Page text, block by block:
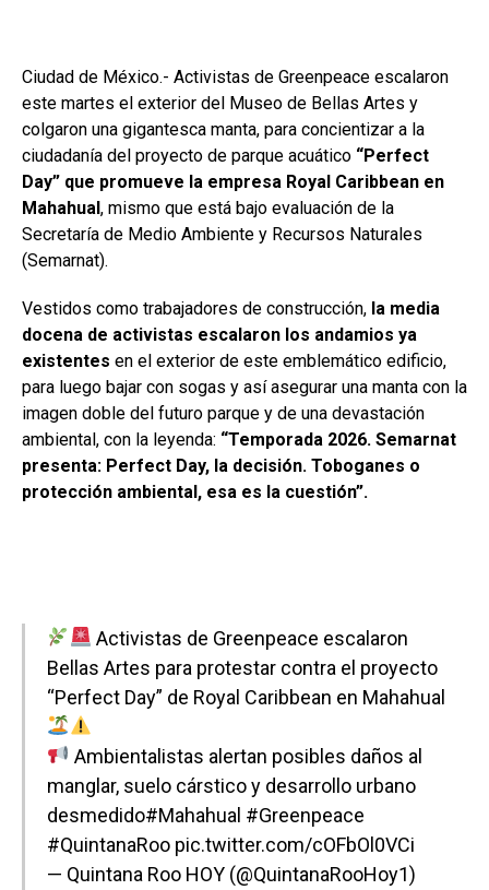
Ciudad de México.- Activistas de Greenpeace escalaron
este martes el exterior del Museo de Bellas Artes y
colgaron una gigantesca manta, para concientizar a la
ciudadanía del proyecto de parque acuático “Perfect
Day” que promueve la empresa Royal Caribbean en
Mahahual, mismo que está bajo evaluación de la
Secretaría de Medio Ambiente y Recursos Naturales
(Semarnat).
Vestidos como trabajadores de construcción, la media
docena de activistas escalaron los andamios ya
existentes en el exterior de este emblemático edificio,
para luego bajar con sogas y así asegurar una manta con la
imagen doble del futuro parque y de una devastación
ambiental, con la leyenda: “Temporada 2026. Semarnat
presenta: Perfect Day, la decisión. Toboganes o
protección ambiental, esa es la cuestión”.
Activistas de Greenpeace escalaron
Bellas Artes para protestar contra el proyecto
“Perfect Day” de Royal Caribbean en Mahahual
Ambientalistas alertan posibles daños al
manglar, suelo cárstico y desarrollo urbano
desmedido#Mahahual #Greenpeace
#QuintanaRoo pic.twitter.com/cOFbOl0VCi
— Quintana Roo HOY (@QuintanaRooHoy1)